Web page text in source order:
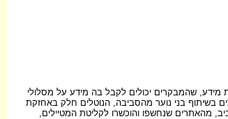
מידע, שהמבקרים יכולים לקבל בה מידע על מסלולי
בשיתוף בני נוער מהסביבה, הנוטלים חלק באחזקת
מהאתרים שנחשפו והוכשרו לקליטת המטיילים,